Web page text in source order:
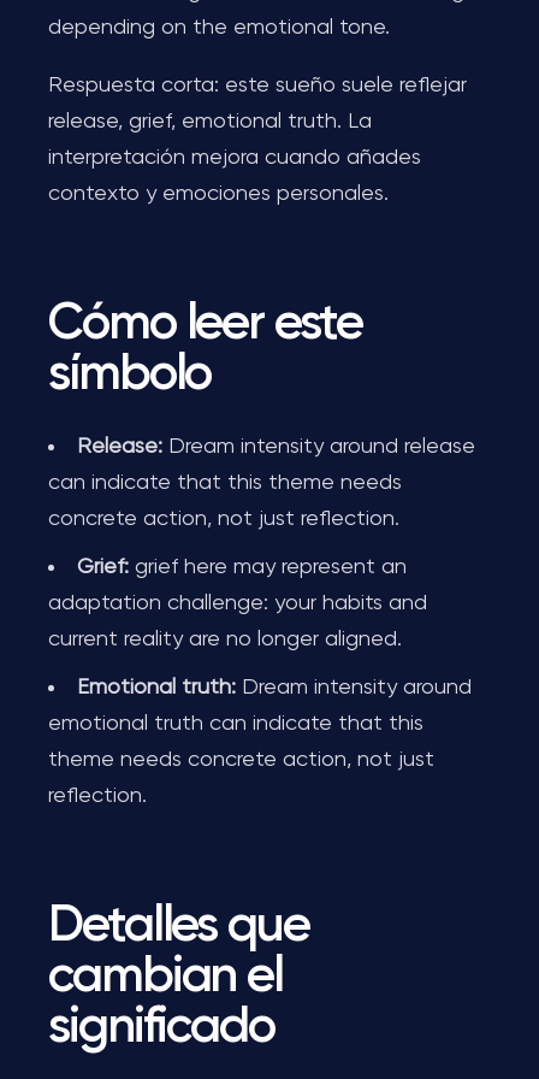
depending on the emotional tone.
Respuesta corta: este sueño suele reflejar
release, grief, emotional truth. La
interpretación mejora cuando añades
contexto y emociones personales.
Cómo leer este
símbolo
Release: Dream intensity around release
can indicate that this theme needs
concrete action, not just reflection.
Grief: grief here may represent an
adaptation challenge: your habits and
current reality are no longer aligned.
Emotional truth: Dream intensity around
emotional truth can indicate that this
theme needs concrete action, not just
reflection.
Detalles que
cambian el
significado